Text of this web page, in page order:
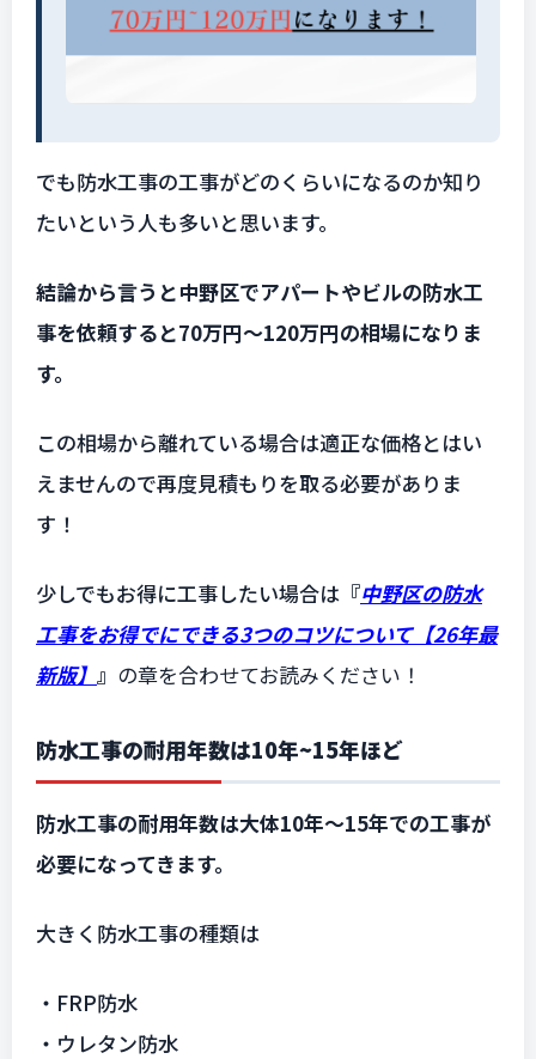
でも防水工事の工事がどのくらいになるのか知り
たいという人も多いと思います。
結論から言うと中野区でアパートやビルの防水工
事を依頼すると70万円〜120万円の相場になりま
す。
この相場から離れている場合は適正な価格とはい
えませんので再度見積もりを取る必要がありま
す！
少しでもお得に工事したい場合は 『中野区の防水
工事をお得でにできる3つのコツについて【26年最
新版】 』 の章を合わせてお読みください！
防水工事の耐用年数は10年~15年ほど
防水工事の耐用年数は大体10年〜15年での工事が
必要になってきます。
大きく防水工事の種類は
・FRP防水
・ウレタン防水